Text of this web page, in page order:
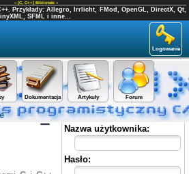
« [C, C++] Biblioteki »
Przykłady: Allegro, Irrlicht, FMod, OpenGL, DirectX, Qt,
SFML i inne...
Logowanie
Dokumentacja Artykuły Forum
Panel użytkownika
Nazwa użytkownika:
Hasło: